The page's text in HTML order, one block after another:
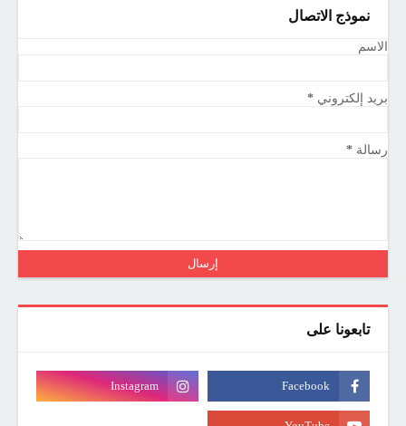
نموذج الاتصال
الاسم
بريد إلكتروني *
رسالة *
تابعونا على